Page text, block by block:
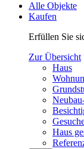
Alle Objekte
Kaufen
Erfüllen Sie
Zur Übersicht
Haus
Haus